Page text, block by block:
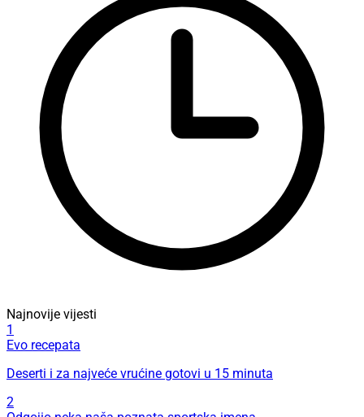
Najnovije vijesti
1
Evo recepata
Deserti i za najveće vrućine gotovi u 15 minuta
2